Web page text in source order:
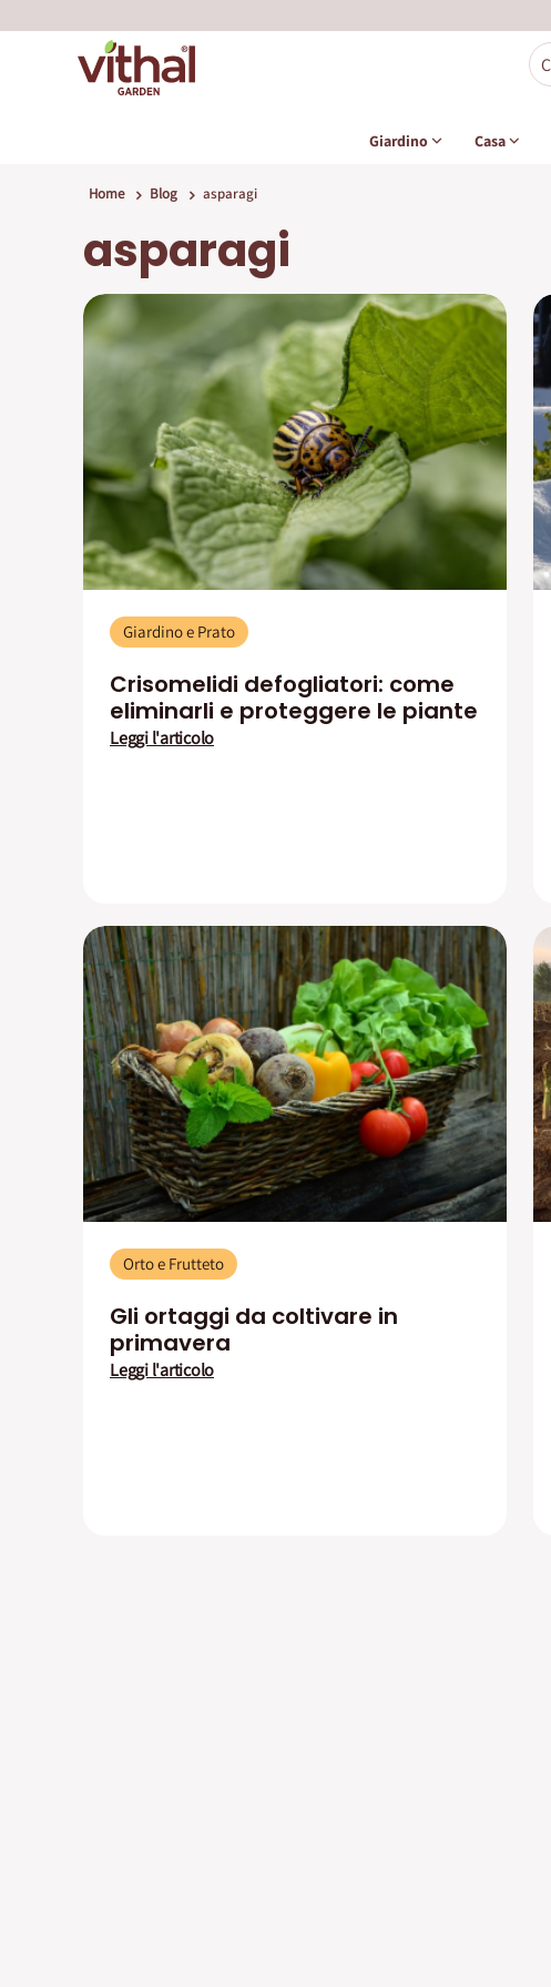
Giardino Casa
Home Blog asparagi
asparagi
Giardino e Prato
Crisomelidi defogliatori: come
eliminarli e proteggere le piante
Leggi l'articolo
Orto e Frutteto
Gli ortaggi da coltivare in
primavera
Leggi l'articolo